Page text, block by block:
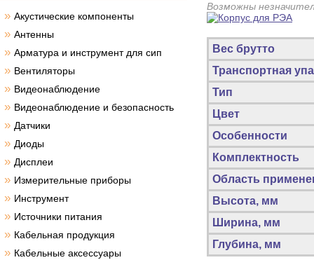
» Акустические компоненты
» Антенны
» Арматура и инструмент для сип
» Вентиляторы
» Видеонаблюдение
» Видеонаблюдение и безопасность
» Датчики
» Диоды
» Дисплеи
» Измерительные приборы
» Инструмент
» Источники питания
» Кабельная продукция
» Кабельные аксессуары
Возможны
Вес брутто
Транспортная
Тип
Цвет
Особенности
Комплектность
Область
Высота, мм
Ширина, мм
Глубина, мм